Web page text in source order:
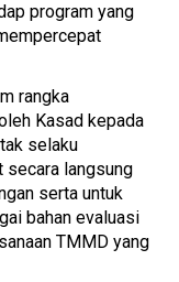
program yang
rangka
Kasad kepada
selaku
secara langsung
serta untuk
bahan evaluasi
TMMD yang